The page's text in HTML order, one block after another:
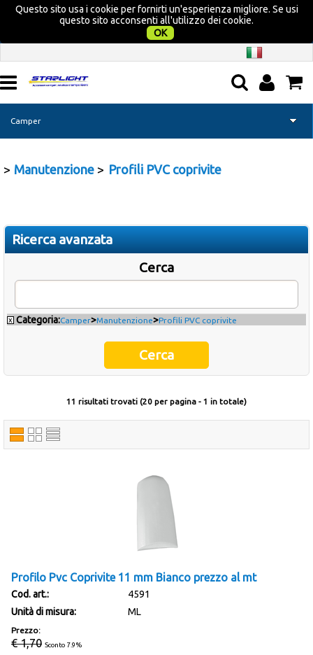
Questo sito usa i cookie per fornirti un'esperienza migliore. Se usi
questo sito acconsenti all'utilizzo dei cookie.
OK
Camper
Campeggio
Offerte del mese
Cataloghi fornitori
Manutenzione Profili PVC coprivite
Ricerca avanzata
Cerca
x Categoria:Camper>Manutenzione>Profili PVC coprivite
11 risultati trovati (20 per pagina - 1 in totale)
Profilo Pvc Coprivite 11 mm Bianco prezzo al mt
Cod. art.:
4591
Unità di misura:
ML
Prezzo:
€ 1,70 Sconto 7.9%